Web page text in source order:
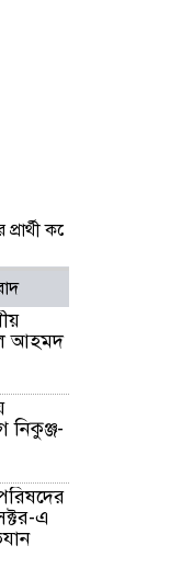
কর্নেল অলি আহমদ
আহমদ
নিকুঞ্জ-
পরিষদের
এ